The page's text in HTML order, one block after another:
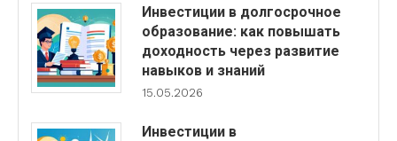
Инвестиции в долгосрочное
образование: как повышать
доходность через развитие
навыков и знаний
15.05.2026
Инвестиции в